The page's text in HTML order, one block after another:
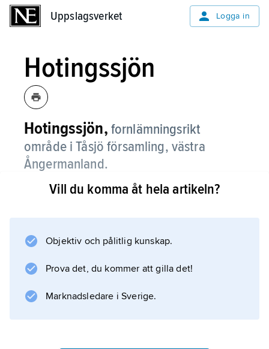
Uppslagsverket Logga in
Hotingssjön
Hotingssjön, fornlämningsrikt
område i Tåsjö församling, västra
Ångermanland.
Runt sjön har ett åttiotal fångstboplatser från
skärvstensvall (30 m bred, 2 m hög); i dess 10
4500–3800 f.Kr. På Långön ligger ett sent
vikingatida gravfält, långt bort från den kända
dåtida bygden. Bland
Vill du komma åt hela artikeln?
Objektiv och pålitlig kunskap.
Prova det, du kommer att gilla det!
Marknadsledare i Sverige.